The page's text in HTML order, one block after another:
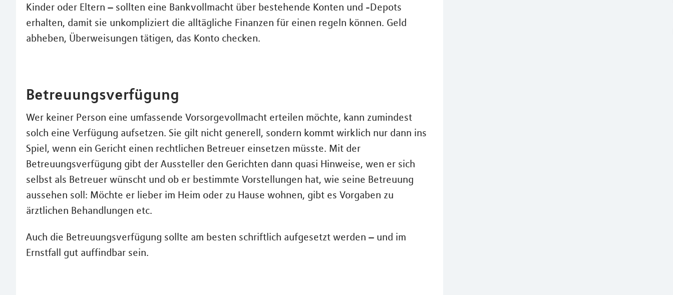
Kinder oder Eltern – sollten eine Bankvollmacht über bestehende Konten und -Depots
erhalten, damit sie unkompliziert die alltägliche Finanzen für einen regeln können. Geld
abheben, Überweisungen tätigen, das Konto checken.
Betreuungsverfügung
Wer keiner Person eine umfassende Vorsorgevollmacht erteilen möchte, kann zumindest
solch eine Verfügung aufsetzen. Sie gilt nicht generell, sondern kommt wirklich nur dann ins
Spiel, wenn ein Gericht einen rechtlichen Betreuer einsetzen müsste. Mit der
Betreuungsverfügung gibt der Aussteller den Gerichten dann quasi Hinweise, wen er sich
selbst als Betreuer wünscht und ob er bestimmte Vorstellungen hat, wie seine Betreuung
aussehen soll: Möchte er lieber im Heim oder zu Hause wohnen, gibt es Vorgaben zu
ärztlichen Behandlungen etc.
Auch die Betreuungsverfügung sollte am besten schriftlich aufgesetzt werden – und im
Ernstfall gut auffindbar sein.